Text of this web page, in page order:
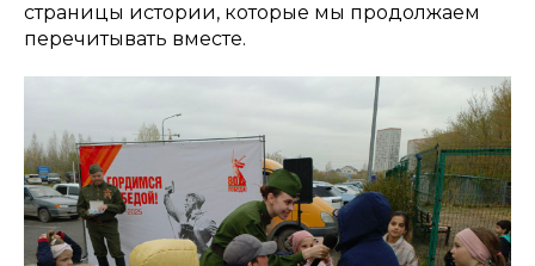
страницы истории, которые мы продолжаем
перечитывать вместе.